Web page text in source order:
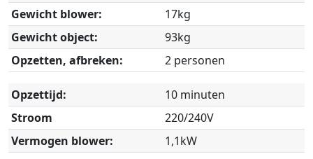
Gewicht blower:
17kg
Gewicht object:
93kg
Opzetten, afbreken:
2 personen
Opzettijd:
10 minuten
Stroom
220/240V
Vermogen blower:
1,1kW